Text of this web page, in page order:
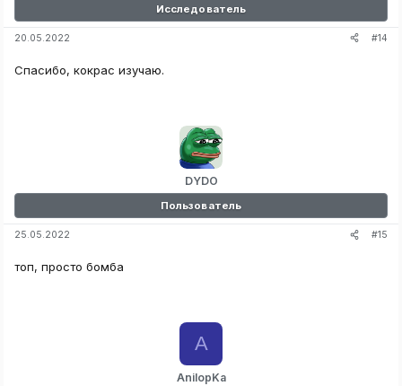
Исследователь
20.05.2022 #14
Спасибо, кокрас изучаю.
DYDO
Пользователь
25.05.2022 #15
топ, просто бомба
AnilopKa
A